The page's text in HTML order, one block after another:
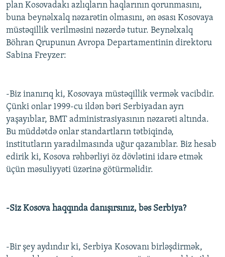
plan Kosovadakı azlıqların haqlarının qorunmasını,
buna beynəlxalq nəzarətin olmasını, ən əsası Kosovaya
müstəqillik verilməsini nəzərdə tutur. Beynəlxalq
Böhran Qrupunun Avropa Departamentinin direktoru
Sabina Freyzer:
-Biz inanırıq ki, Kosovaya müstəqillik vermək vacibdir.
Çünki onlar 1999-cu ildən bəri Serbiyadan ayrı
yaşayıblar, BMT administrasiyasının nəzarəti altında.
Bu müddətdə onlar standartların tətbiqində,
institutların yaradılmasında uğur qazanıblar. Biz hesab
edirik ki, Kosova rəhbərliyi öz dövlətini idarə etmək
üçün məsuliyyəti üzərinə götürməlidir.
-Siz Kosova haqqında danışırsınız, bəs Serbiya?
-Bir şey aydındır ki, Serbiya Kosovanı birləşdirmək,